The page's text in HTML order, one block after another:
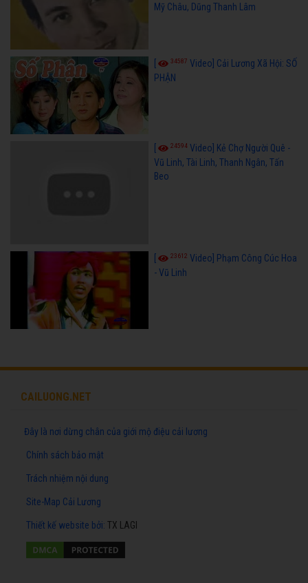
Mỹ Châu, Dũng Thanh Lâm
34587 Video] Cải Lương Xã Hội: SỐ
PHẬN
24594 Video] Kẻ Chợ Người Quê -
Vũ Linh, Tài Linh, Thanh Ngân, Tấn
Beo
23612 Video] Phạm Công Cúc Hoa
- Vũ Linh
CAILUONG.NET
Đây là nơi dừng chân của giới mộ điệu cải lương
Chính sách bảo mật
Trách nhiệm nội dung
Site-Map Cải Lương
Thiết kế website bởi: TX LAGI